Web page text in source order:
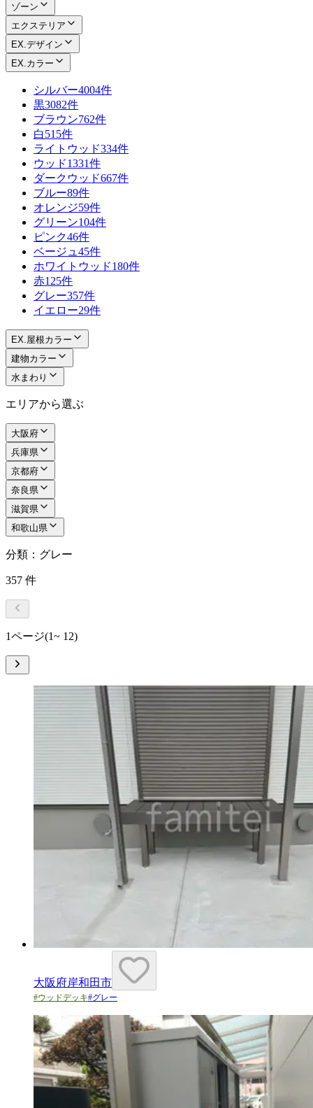
ゾーン
エクステリア
EX.デザイン
EX.カラー
シルバー4004件
黒3082件
ブラウン762件
白515件
ライトウッド334件
ウッド1331件
ダークウッド667件
ブルー89件
オレンジ59件
グリーン104件
ピンク46件
ベージュ 45件
ホワイトウッド180件
赤125件
グレー357件
イエロー29件
EX.屋根カラー
建物カラー
水まわり
エリアから選ぶ
大阪府
兵庫県
京都府
奈良県
滋賀県
和歌山県
分類：グレー
357 件
1ページ(1~ 12)
大阪府岸和田市
#ウッドデッキ#グレー